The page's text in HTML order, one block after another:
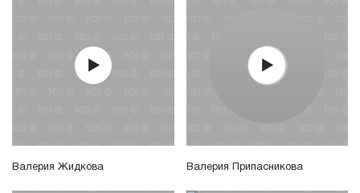
Валерия Жидкова Валерия Припасникова